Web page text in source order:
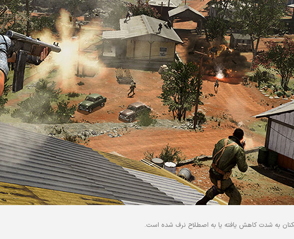
به شدت کاهش یافته یا به اصطلاح نرف شده است.